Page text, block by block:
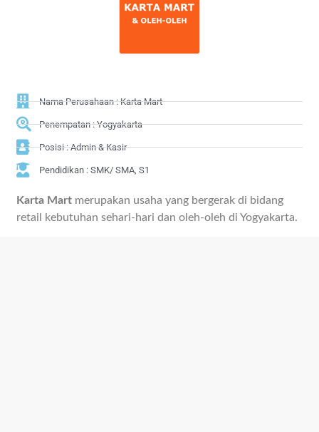
Nama Perusahaan : Karta Mart
Penempatan : Yogyakarta
Posisi : Admin & Kasir
Pendidikan : SMK/ SMA, S1
Karta Mart merupakan usaha yang bergerak di bidang
retail kebutuhan sehari-hari dan oleh-oleh di Yogyakarta.